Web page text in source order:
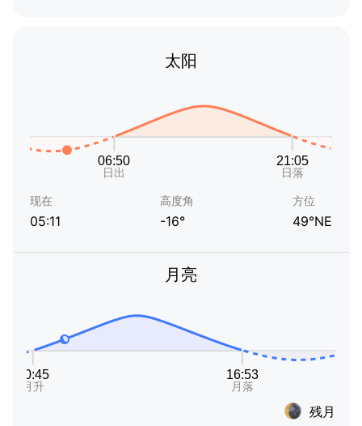
太阳
现在
05:11
高度角
-16°
方位
49°NE
月亮
残月